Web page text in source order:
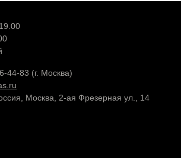
44-83 (г. Москва)
Москва, 2-ая Фрезерная ул., 14